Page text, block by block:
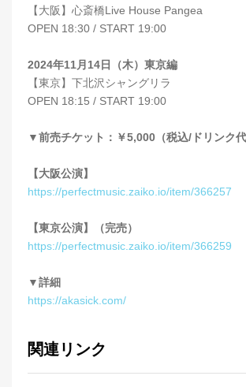
【大阪】心斎橋Live House Pangea
OPEN 18:30 / START 19:00
2024年11月14日（木）東京編
【東京】下北沢シャングリラ
OPEN 18:15 / START 19:00
▼前売チケット：￥5,000（税込/ドリンク代
【大阪公演】
https://perfectmusic.zaiko.io/item/366257
【東京公演】（完売）
https://perfectmusic.zaiko.io/item/366259
▼詳細
https://akasick.com/
関連リンク